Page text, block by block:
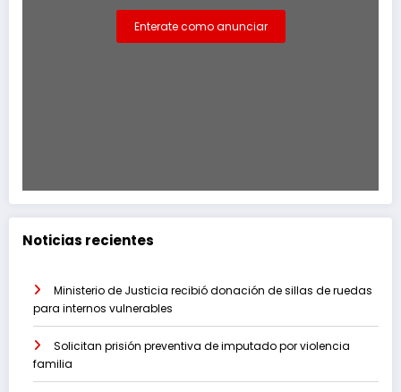
Enterate como anunciar
Noticias recientes
Ministerio de Justicia recibió donación de sillas de ruedas
para internos vulnerables
Solicitan prisión preventiva de imputado por violencia
familia